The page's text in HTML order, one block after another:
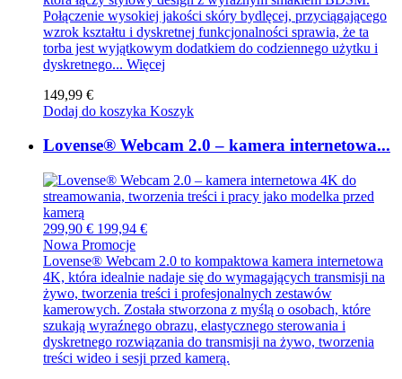
Połączenie wysokiej jakości skóry bydlęcej, przyciągającego
wzrok kształtu i dyskretnej funkcjonalności sprawia, że ta
torba jest wyjątkowym dodatkiem do codziennego użytku i
dyskretnego... Więcej
149,99 €
Dodaj do koszyka Koszyk
Lovense® Webcam 2.0 – kamera internetowa...
299,90 € 199,94 €
Nowa Promocje
Lovense® Webcam 2.0 to kompaktowa kamera internetowa
4K, która idealnie nadaje się do wymagających transmisji na
żywo, tworzenia treści i profesjonalnych zestawów
kamerowych. Została stworzona z myślą o osobach, które
szukają wyraźnego obrazu, elastycznego sterowania i
dyskretnego rozwiązania do transmisji na żywo, tworzenia
treści wideo i sesji przed kamerą.